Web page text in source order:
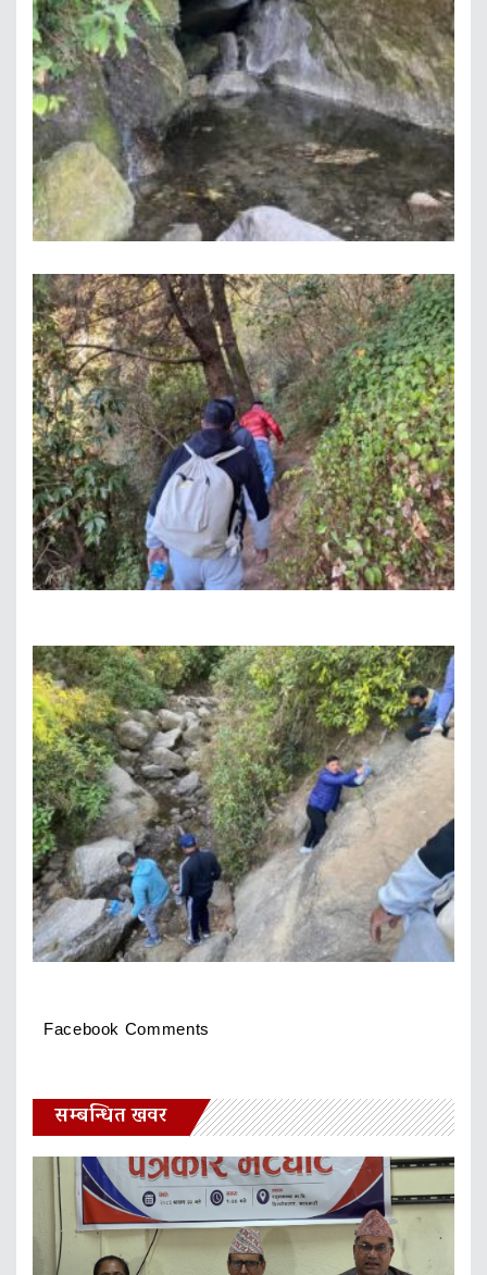
Facebook Comments
सम्बन्धित खवर